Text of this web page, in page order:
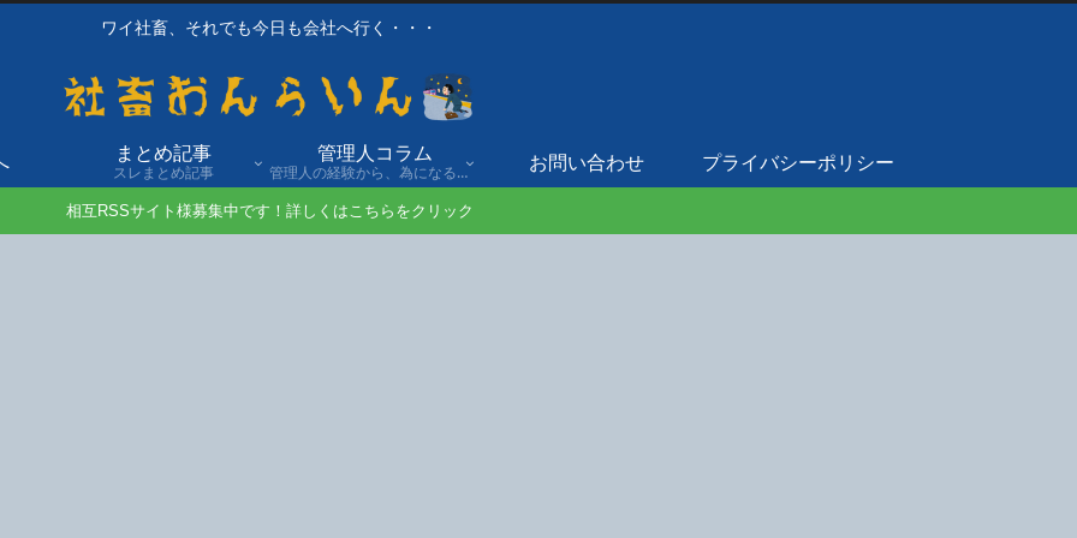
ワイ社畜、それでも今日も会社へ行く・・・
まとめ記事
スレまとめ記事
管理人コラム
管理人の経験から、為になる話や自身の経験談を発信。
お問い合わせ プライバシーポリシー
相互RSSサイト様募集中です！詳しくはこちらをクリック